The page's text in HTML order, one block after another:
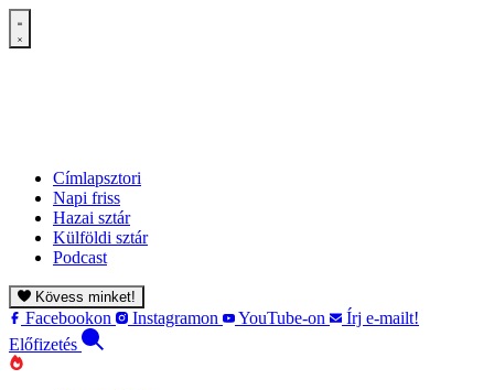
Címlapsztori
Napi friss
Hazai sztár
Külföldi sztár
Podcast
Kövess minket!
Facebookon Instagramon YouTube-on
Írj e-mailt!
Előfizetés